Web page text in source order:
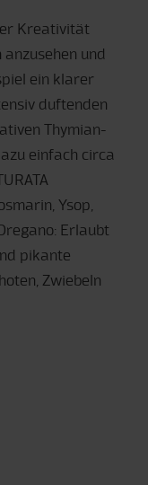
Kreativität
und
ein klarer
duftenden
Thymian-
einfach circa
Ysop,
Erlaubt
pikante
Zwiebeln